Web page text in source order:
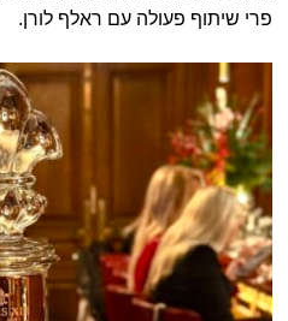
פרי שיתוף פעולה עם ראלף לורן.